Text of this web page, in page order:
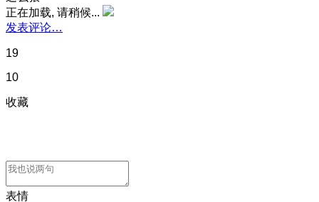
正在加载, 请稍候...
发表评论…
19
10
收藏
表情